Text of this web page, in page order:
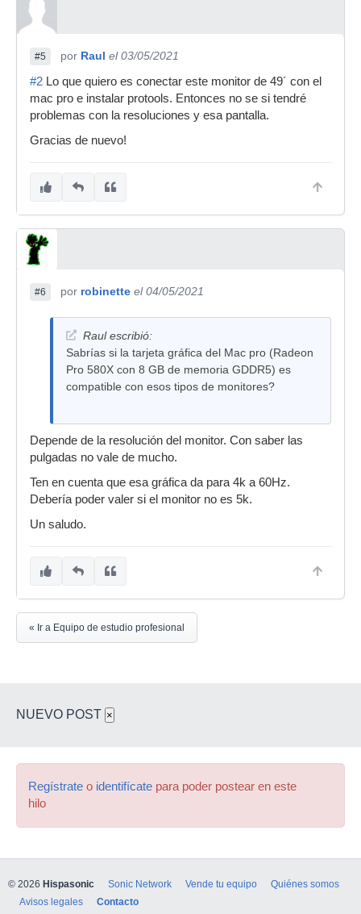
#5 por Raul el 03/05/2021
#2 Lo que quiero es conectar este monitor de 49´ con el
mac pro e instalar protools. Entonces no se si tendré
problemas con la resoluciones y esa pantalla.
Gracias de nuevo!
#6 por robinette el 04/05/2021
Raul escribió:
Sabrías si la tarjeta gráfica del Mac pro (Radeon
Pro 580X con 8 GB de memoria GDDR5) es
compatible con esos tipos de monitores?
Depende de la resolución del monitor. Con saber las
pulgadas no vale de mucho.
Ten en cuenta que esa gráfica da para 4k a 60Hz.
Debería poder valer si el monitor no es 5k.
Un saludo.
« Ir a Equipo de estudio profesional
NUEVO POST ×
Regístrate o identifícate para poder postear en este
hilo
© 2026 Hispasonic Sonic Network Vende tu equipo
Quiénes somos
Avisos legales
Contacto